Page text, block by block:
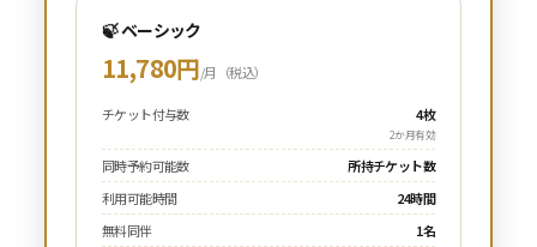
🍃 ベーシック
11,780円/月（税込）
チケット付与数 4枚
2か月有効
同時予約可能数
所持チケット数
利用可能時間
24時間
無料同伴
1名